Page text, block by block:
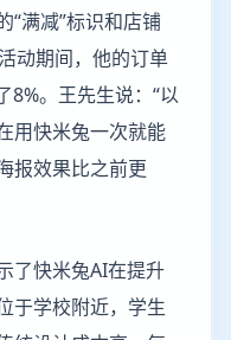
“满减”标识和店铺
动期间，他的订单
8%。王先生说：“以
用快米兔一次就能
报效果比之前更
了快米兔AI在提升
于学校附近，学生